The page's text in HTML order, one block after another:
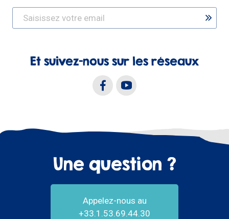
Et suivez-nous sur les réseaux
Une question ?
Appelez-nous au
+33.1.53.69.44.30